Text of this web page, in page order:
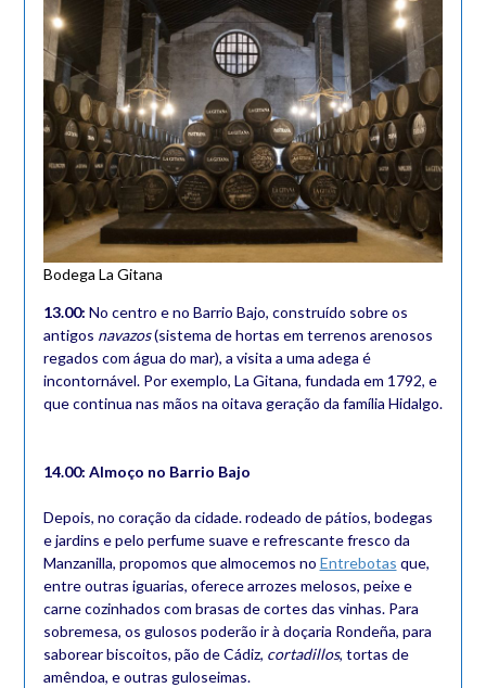
Bodega La Gitana
13.00: No centro e no Barrio Bajo, construído sobre os
antigos navazos(sistema de hortas em terrenos arenosos
regados com água do mar), a visita a uma adega é
incontornável. Por exemplo, La Gitana, fundada em 1792, e
que continua nas mãos na oitava geração da família Hidalgo.
14.00: Almoço no Barrio Bajo
Depois, no coração da cidade. rodeado de pátios, bodegas
e jardins e pelo perfume suave e refrescante fresco da
Manzanilla, propomos que almocemos no Entrebotas que,
entre outras iguarias, oferece arrozes melosos, peixe e
carne cozinhados com brasas de cortes das vinhas. Para
sobremesa, os gulosos poderão ir à doçaria Rondeña, para
saborear biscoitos, pão de Cádiz, cortadillos, tortas de
amêndoa, e outras guloseimas.